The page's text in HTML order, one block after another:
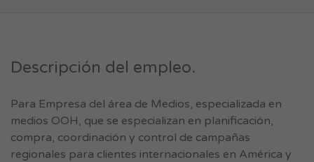
Descripción del empleo.
Para Empresa del área de Medios, especializada en
medios OOH, que se especializan en planificación,
compra, coordinación y control de campañas
regionales para clientes internacionales en América y